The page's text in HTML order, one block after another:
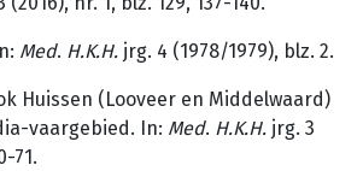
Med. H.K.H. jrg. 4 (1978/1979), blz. 2.
Huissen (Looveer en Middelwaard)
vaargebied. In: Med. H.K.H. jrg. 3
71.